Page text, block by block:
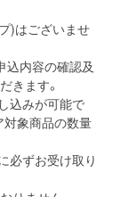
)はございませ
込内容の確認及
きます。
込みが可能で
対象商品の数量
必ずお受け取り